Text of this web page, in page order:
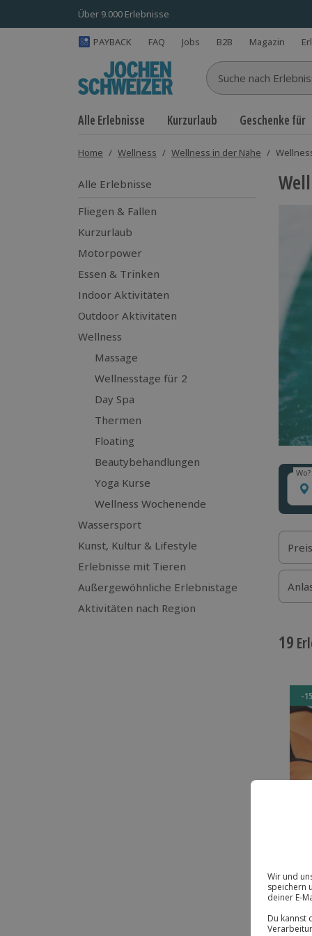
Über 9.000 Erlebnisse
PAYBACK FAQ Jobs B2B Magazin
Suche nach
Alle Erlebnisse Kurzurlaub Geschenke für
Home / Wellness / Wellness in der Nähe /
Alle Erlebnisse
Fliegen & Fallen
Kurzurlaub
Motorpower
Essen & Trinken
Indoor Aktivitäten
Outdoor Aktivitäten
Wellness
Massage
Wellnesstage für 2
Day Spa
Thermen
Floating
Beautybehandlungen
Yoga Kurse
Wellness Wochenende
Wassersport
Kunst, Kultur & Lifestyle
Erlebnisse mit Tieren
Außergewöhnliche Erlebnistage
Aktivitäten nach Region
Wo?
Wo?
Preis
19
-